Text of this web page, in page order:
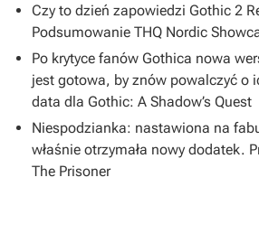
Czy to dzień zapowiedzi Gothic 2
Podsumowanie THQ Nordic
Po krytyce fanów Gothica nowa
jest gotowa, by znów powalczyć o
data dla Gothic: A Shadow’s Quest
Niespodzianka: nastawiona na
właśnie otrzymała nowy dodatek.
The Prisoner